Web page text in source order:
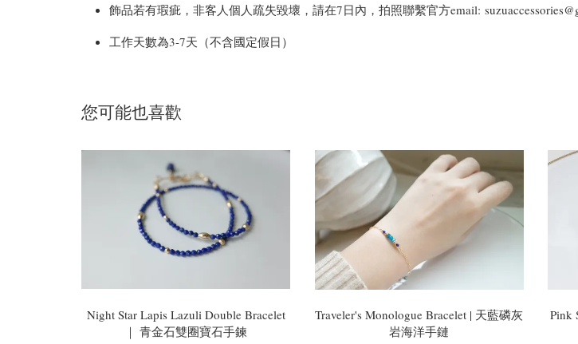
飾品若有瑕疵，非客人個人疏失毀壞，請在7日內，拍照聯繫官方email:
工作天數為3-7天（不含國定假日）
您可能也喜歡
Night Star Lapis Lazuli Double Bracelet
｜ 青金石雙圈寶石手鍊
Traveler's Monologue Bracelet | 天藍磷灰
岩海洋手鏈
Pink